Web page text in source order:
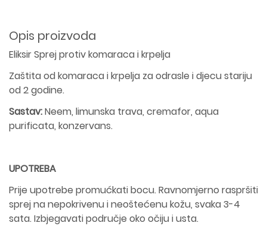
Opis proizvoda
Eliksir Sprej protiv komaraca i krpelja
Zaštita od komaraca i krpelja za odrasle i djecu stariju
od 2 godine.
Sastav:Neem, limunska trava, cremafor, aqua
purificata, konzervans.
UPOTREBA
Prije upotrebe promućkati bocu. Ravnomjerno raspršiti
sprej na nepokrivenu i neoštećenu kožu, svaka 3-4
sata. Izbjegavati područje oko očiju i usta.